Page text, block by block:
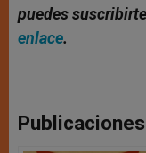
puedes
enlace.